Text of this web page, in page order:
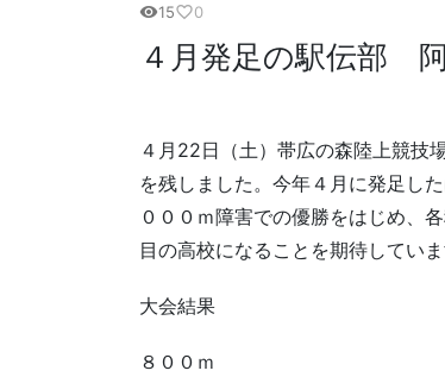
visibility15favorite_border0
４月発足の駅伝部
４月22日（土）帯広の森陸上競技
を残しました。今年４月に発足し
０００ｍ障害での優勝をはじめ、
目の高校になることを期待していま
大会結果
８００ｍ